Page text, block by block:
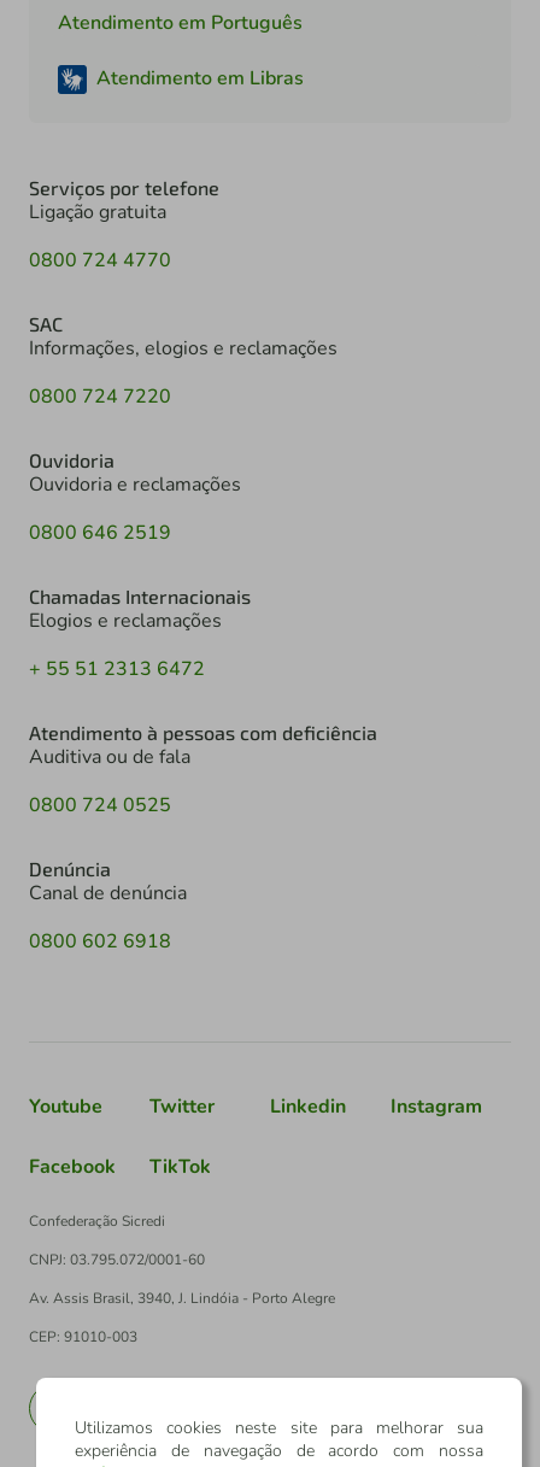
Atendimento em Português
Atendimento em Libras
Serviços por telefone
Ligação gratuita
0800 724 4770
SAC
Informações, elogios e reclamações
0800 724 7220
Ouvidoria
Ouvidoria e reclamações
0800 646 2519
Chamadas Internacionais
Elogios e reclamações
+ 55 51 2313 6472
Atendimento à pessoas com deficiência
Auditiva ou de fala
0800 724 0525
Denúncia
Canal de denúncia
0800 602 6918
Youtube Twitter Linkedin Instagram
Facebook TikTok
Confederação Sicredi
CNPJ: 03.795.072/0001-60
Av. Assis Brasil, 3940, J. Lindóia - Porto Alegre
CEP: 91010-003
Utilizamos cookies neste site para melhorar sua
experiência de navegação de acordo com nossa